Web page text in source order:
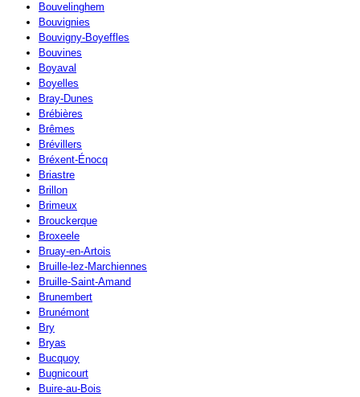
Bouvelinghem
Bouvignies
Bouvigny-Boyeffles
Bouvines
Boyaval
Boyelles
Bray-Dunes
Brébières
Brêmes
Brévillers
Bréxent-Énocq
Briastre
Brillon
Brimeux
Brouckerque
Broxeele
Bruay-en-Artois
Bruille-lez-Marchiennes
Bruille-Saint-Amand
Brunembert
Brunémont
Bry
Bryas
Bucquoy
Bugnicourt
Buire-au-Bois